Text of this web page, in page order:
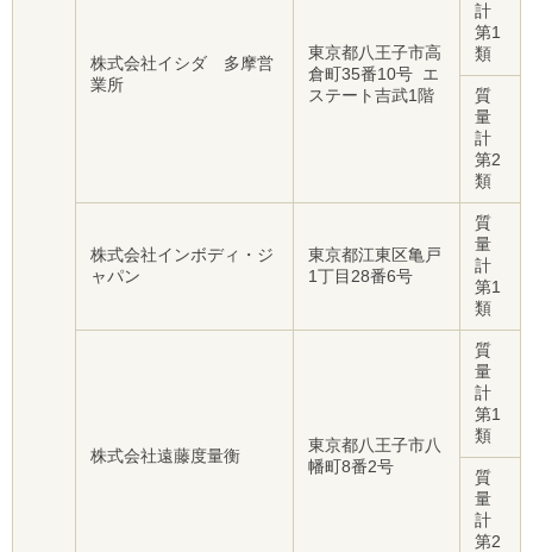
株式会社イシダ 多摩営
業所
東京都八王子市高
倉町35番10号 エ
ステート吉武1階
計
第1
類
質
量
計
第2
類
株式会社インボディ・ジ
ャパン
東京都江東区亀戸
1丁目28番6号
質
量
計
第1
類
株式会社遠藤度量衡
東京都八王子市八
幡町8番2号
質
量
計
第1
類
質
量
計
第2